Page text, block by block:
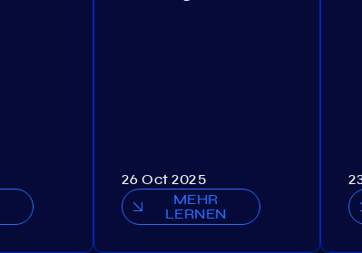
26 Oct 2025
MEHR
LERNEN